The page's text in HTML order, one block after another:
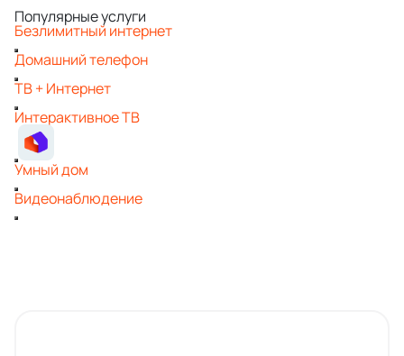
Популярные услуги
Безлимитный интернет
Домашний телефон
ТВ + Интернет
Интерактивное ТВ
Умный дом
Видеонаблюдение